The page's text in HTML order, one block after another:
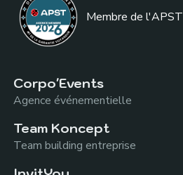
Membre de l'APST
Corpo'Events
Agence événementielle
Team Koncept
Team building entreprise